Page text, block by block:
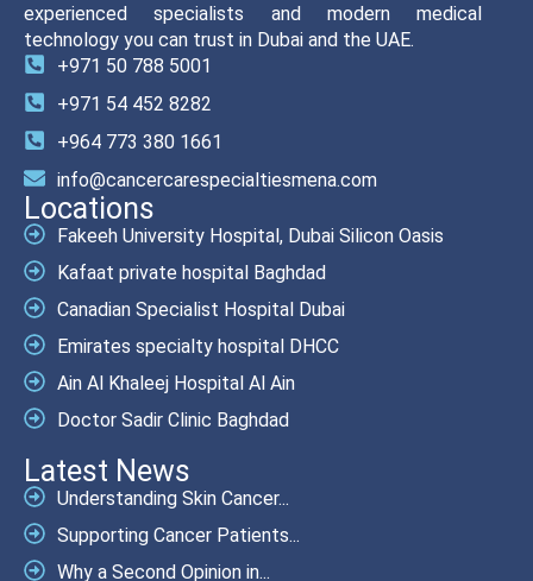
experienced specialists and modern medical
technology you can trust in Dubai and the UAE.
+971 50 788 5001
+971 54 452 8282
+964 773 380 1661
info@cancercarespecialtiesmena.com
Locations
Fakeeh University Hospital, Dubai Silicon Oasis
Kafaat private hospital Baghdad
Canadian Specialist Hospital Dubai
Emirates specialty hospital DHCC
Ain Al Khaleej Hospital Al Ain
Doctor Sadir Clinic Baghdad
Latest News
Understanding Skin Cancer...
Supporting Cancer Patients...
Why a Second Opinion in...